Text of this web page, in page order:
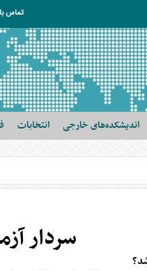
تماس
اندیشکده‌های خارجی انتخابات
سردار